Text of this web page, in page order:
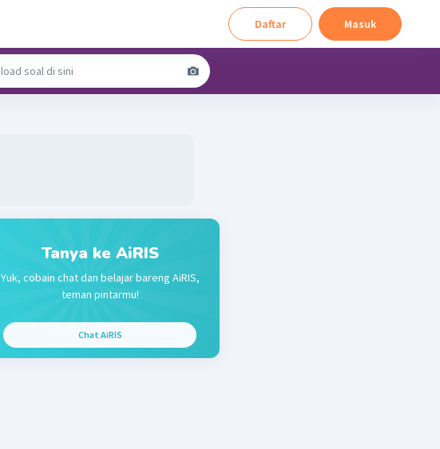
Daftar Masuk
Tanya ke AiRIS
Yuk, cobain chat dan belajar bareng AiRIS,
teman pintarmu!
Chat AiRIS